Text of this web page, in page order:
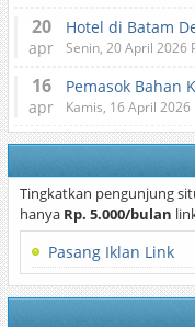
20
apr
Hotel di Batam
Senin, 20 April 2026
16
apr
Pemasok Bahan
Kamis, 16 April 2026
Tingkatkan pengunjung
hanya Rp. 5.000/bulan
Pasang Iklan Link